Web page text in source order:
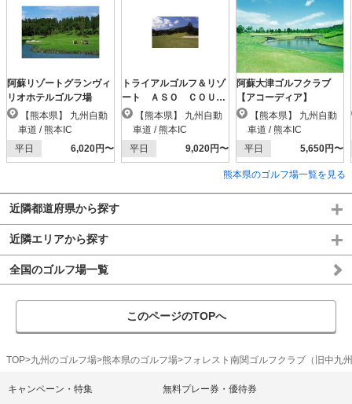
阿蘇リゾートグランヴィ
リオホテルゴルフ場
車道 / 熊本IC
平日
6,020円〜
トライアルゴルフ＆リゾ
ート ＡＳＯ ＣＯＵＲ
ＳＥ（阿蘇東急）
車道 / 熊本IC
平日
9,020円〜
阿蘇大津ゴルフクラブ
【アコーディア】
車道 / 熊本IC
平日
5,650円〜
熊本県のゴルフ場一覧を見る
近隣都道府県から探す
近隣エリアから探す
全国のゴルフ場一覧
このページのTOPへ
TOP 九州のゴルフ場 熊本県のゴルフ場 フォレスト南関ゴルフクラブ（旧中九
キャンペーン・特集 無料プレー券・優待券